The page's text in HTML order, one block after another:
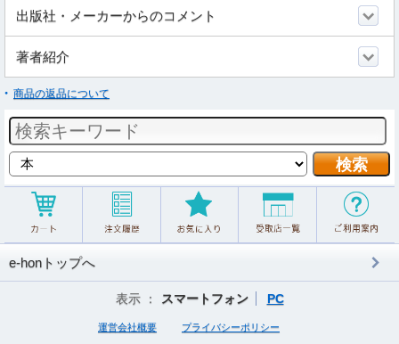
出版社・メーカーからのコメント
著者紹介
商品の返品について
e-honトップへ
表示 ： スマートフォン PC
運営会社概要 プライバシーポリシー